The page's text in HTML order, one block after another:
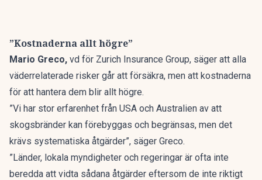
”Kostnaderna allt högre”
Mario Greco, vd för Zurich Insurance Group, säger att alla
väderrelaterade risker går att försäkra, men att kostnaderna
för att hantera dem blir allt högre.
”Vi har stor erfarenhet från USA och Australien av att
skogsbränder kan förebyggas och begränsas, men det
krävs systematiska åtgärder”, säger Greco.
”Länder, lokala myndigheter och regeringar är ofta inte
beredda att vidta sådana åtgärder eftersom de inte riktigt